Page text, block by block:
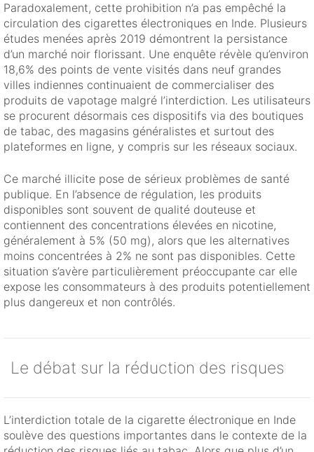
Paradoxalement, cette prohibition n’a pas empêché la
circulation des cigarettes électroniques en Inde. Plusieurs
études menées après 2019 démontrent la persistance
d’un marché noir florissant. Une enquête révèle qu’environ
18,6% des points de vente visités dans neuf grandes
villes indiennes continuaient de commercialiser des
produits de vapotage malgré l’interdiction. Les utilisateurs
se procurent désormais ces dispositifs via des boutiques
de tabac, des magasins généralistes et surtout des
plateformes en ligne, y compris sur les réseaux sociaux.
Ce marché illicite pose de sérieux problèmes de santé
publique. En l’absence de régulation, les produits
disponibles sont souvent de qualité douteuse et
contiennent des concentrations élevées en nicotine,
généralement à 5% (50 mg), alors que les alternatives
moins concentrées à 2% ne sont pas disponibles. Cette
situation s’avère particulièrement préoccupante car elle
expose les consommateurs à des produits potentiellement
plus dangereux et non contrôlés.
Le débat sur la réduction des risques
L’interdiction totale de la cigarette électronique en Inde
soulève des questions importantes dans le contexte de la